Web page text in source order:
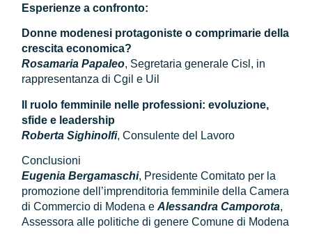
Esperienze a confronto:
Donne modenesi protagoniste o comprimarie della
crescita economica?
Rosamaria Papaleo, Segretaria generale Cisl, in
rappresentanza di Cgil e Uil
Il ruolo femminile nelle professioni: evoluzione,
sfide e leadership
Roberta Sighinolfi, Consulente del Lavoro
Conclusioni
Eugenia Bergamaschi, Presidente Comitato per la
promozione dell’imprenditoria femminile della Camera
di Commercio di Modena eAlessandra Camporota,
Assessora alle politiche di genere Comune di Modena